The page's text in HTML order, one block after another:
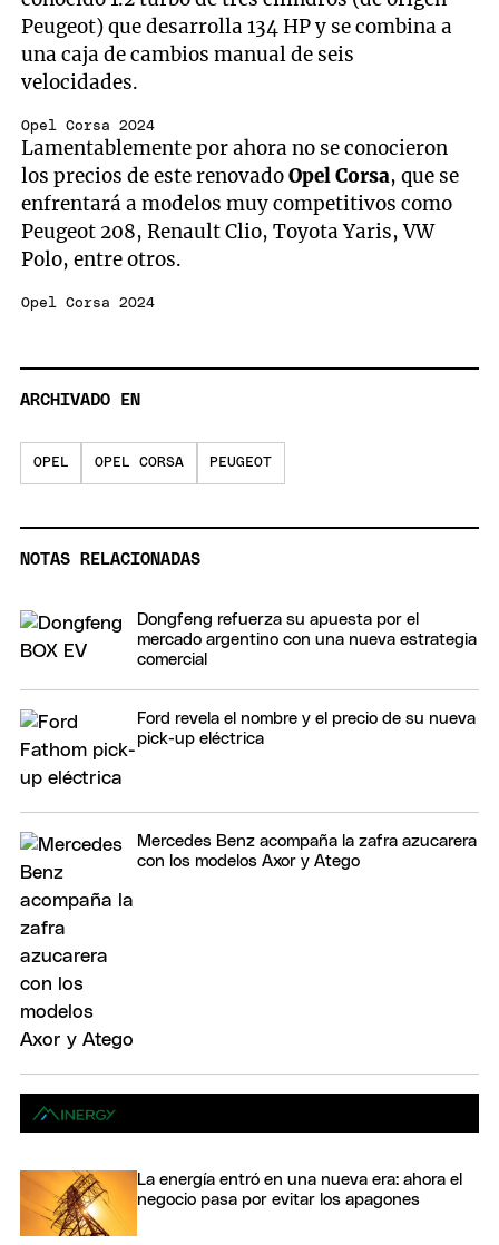
Peugeot) que desarrolla 134 HP y se combina a
una caja de cambios manual de seis
velocidades.
Opel Corsa 2024
Lamentablemente por ahora no se conocieron
los precios de este renovadoOpel Corsa, que se
enfrentará a modelos muy competitivos como
Peugeot 208, Renault Clio, Toyota Yaris, VW
Polo, entre otros.
Opel Corsa 2024
ARCHIVADO EN
OPEL OPEL CORSA PEUGEOT
NOTAS RELACIONADAS
Dongfeng refuerza su apuesta por el
mercado argentino con una nueva estrategia
comercial
Ford revela el nombre y el precio de su nueva
pick-up eléctrica
Mercedes Benz acompaña la zafra azucarera
con los modelos Axor y Atego
La energía entró en una nueva era: ahora el
negocio pasa por evitar los apagones